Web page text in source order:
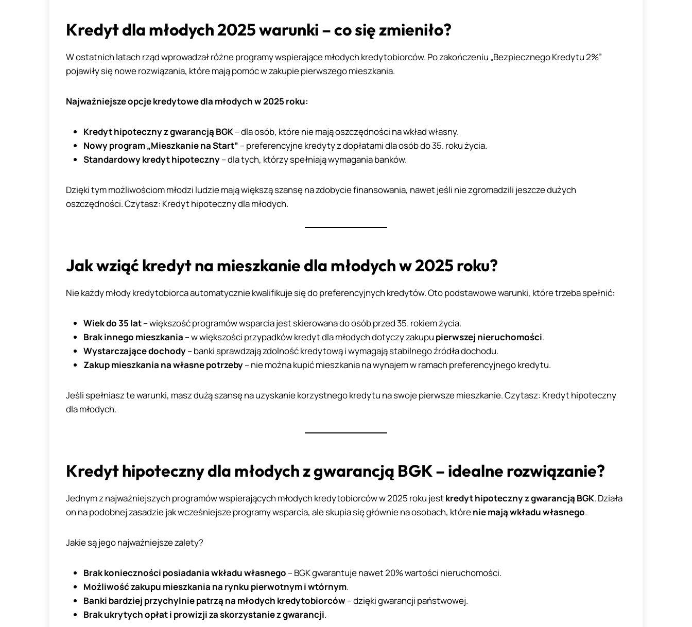
Kredyt dla młodych 2025 warunki – co się zmieniło?
W ostatnich latach rząd wprowadzał różne programy wspierające młodych kredytobiorców. Po zakończeniu „Bezpiecznego Kredytu 2%”
pojawiły się nowe rozwiązania, które mają pomóc w zakupie pierwszego mieszkania.
Najważniejsze opcje kredytowe dla młodych w 2025 roku:
Kredyt hipoteczny z gwarancją BGK– dla osób, które nie mają oszczędności na wkład własny.
Nowy program „Mieszkanie na Start” – preferencyjne kredyty z dopłatami dla osób do 35. roku życia.
Standardowy kredyt hipoteczny– dla tych, którzy spełniają wymagania banków.
Dzięki tym możliwościom młodzi ludzie mają większą szansę na zdobycie finansowania, nawet jeśli nie zgromadzili jeszcze dużych
oszczędności. Czytasz: Kredyt hipoteczny dla młodych.
Jak wziąć kredyt na mieszkanie dla młodych w 2025 roku?
Nie każdy młody kredytobiorca automatycznie kwalifikuje się do preferencyjnych kredytów. Oto podstawowe warunki, które trzeba spełnić:
Wiek do 35 lat– większość programów wsparcia jest skierowana do osób przed 35. rokiem życia.
Brak innego mieszkania – w większości przypadków kredyt dla młodych dotyczy zakupu pierwszej nieruchomości.
Wystarczające dochody– banki sprawdzają zdolność kredytową i wymagają stabilnego źródła dochodu.
Zakup mieszkania na własne potrzeby– nie można kupić mieszkania na wynajem w ramach preferencyjnego kredytu.
Jeśli spełniasz te warunki, masz dużą szansę na uzyskanie korzystnego kredytu na swoje pierwsze mieszkanie. Czytasz: Kredyt hipoteczny
dla młodych.
Kredyt hipoteczny dla młodych z gwarancją BGK – idealne rozwiązanie?
Jednym z najważniejszych programów wspierających młodych kredytobiorców w 2025 roku jestkredyt hipoteczny z gwarancją BGK. Działa
on na podobnej zasadzie jak wcześniejsze programy wsparcia, ale skupia się głównie na osobach, którenie mają wkładu własnego.
Jakie są jego najważniejsze zalety?
Brak konieczności posiadania wkładu własnego – BGK gwarantuje nawet 20% wartości nieruchomości.
Możliwość zakupu mieszkania na rynku pierwotnym i wtórnym.
Banki bardziej przychylnie patrzą na młodych kredytobiorców– dzięki gwarancji państwowej.
Brak ukrytych opłat i prowizji za skorzystanie z gwarancji.